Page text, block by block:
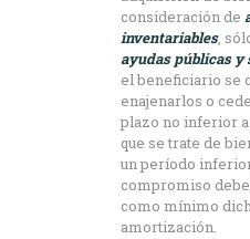
consideración de
inventariables,
ayudas públicas y
el beneficiario se
enajenarlos o
plazo no inferior a
que se trate de
un período
compromiso
como mínimo
amortización.